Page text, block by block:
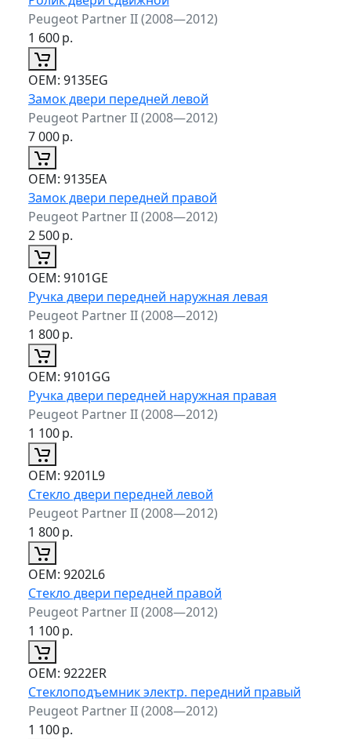
Peugeot Partner II (2008—2012)
1 600р.
ОЕМ: 9135EG
Замок двери передней левой
Peugeot Partner II (2008—2012)
7 000р.
ОЕМ: 9135EA
Замок двери передней правой
Peugeot Partner II (2008—2012)
2 500р.
ОЕМ: 9101GE
Ручка двери передней наружная левая
Peugeot Partner II (2008—2012)
1 800р.
ОЕМ: 9101GG
Ручка двери передней наружная правая
Peugeot Partner II (2008—2012)
1 100р.
ОЕМ: 9201L9
Стекло двери передней левой
Peugeot Partner II (2008—2012)
1 800р.
ОЕМ: 9202L6
Стекло двери передней правой
Peugeot Partner II (2008—2012)
1 100р.
ОЕМ: 9222ER
Стеклоподъемник электр. передний правый
Peugeot Partner II (2008—2012)
1 100р.